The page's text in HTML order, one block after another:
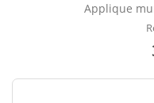
Applique